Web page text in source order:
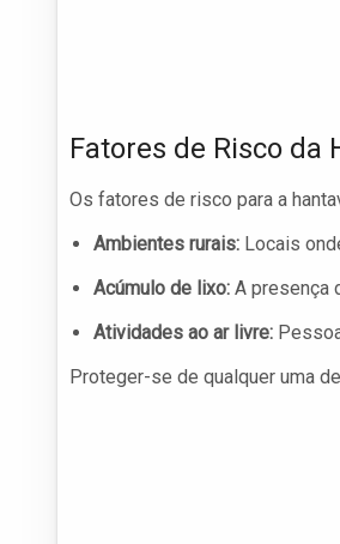
Fatores de Risco da
Os fatores de risco para a
Ambientes rurais: Locais
Acúmulo de lixo: A presença
Atividades ao ar livre:
Proteger-se de qualquer uma